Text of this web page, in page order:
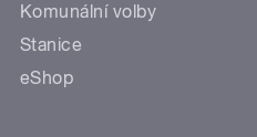
Komunální volby
Stanice
eShop